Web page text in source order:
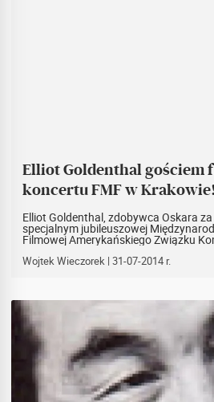
Elliot Goldenthal gościem
koncertu FMF w Krakowie!
Elliot Goldenthal, zdobywca Oskara
specjalnym jubileuszowej
Filmowej Amerykańskiego Związku
swoje najnowsze dzieło, jakim jest
Wojtek Wieczorek | 31-07-2014 r.